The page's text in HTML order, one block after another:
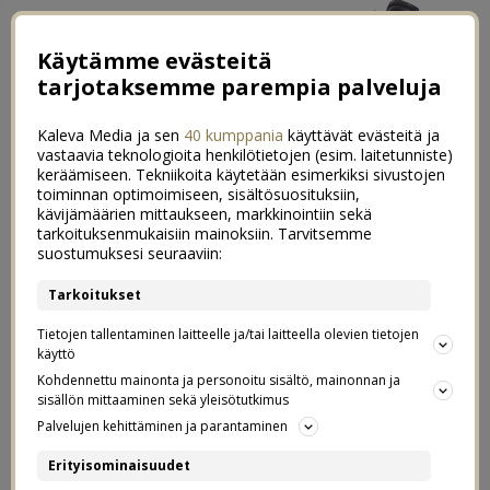
←Luukku 3: Joululahjafilosofia kokonaan uusiksi
Luukku 4: Ihanat joululahjaideat koululaiselle x20
Silmälasit osana mun tyyliä
03.12.2019
Postaus on tehty kaupallisessa
yhteistyössäSilmäaseman
Indieplacen kanssa.
Käytämme evästeitä
tarjotaksemme parempia palveluja
Kaleva Media ja sen 40 kumppania käyttävät evästeitä ja
vastaavia teknologioita henkilötietojen (esim. laitetunniste)
keräämiseen. Tekniikoita käytetään esimerkiksi sivustojen
toiminnan optimoimiseen, sisältösuosituksiin,
kävijämäärien mittaukseen, markkinointiin sekä
tarkoituksenmukaisiin mainoksiin. Tarvitsemme
suostumuksesi seuraaviin:
Tarkoitukset
Tietojen tallentaminen laitteelle ja/tai laitteella olevien tietojen
käyttö
Kohdennettu mainonta ja personoitu sisältö, mainonnan ja
sisällön mittaaminen sekä yleisötutkimus
Palvelujen kehittäminen ja parantaminen
Erityisominaisuudet